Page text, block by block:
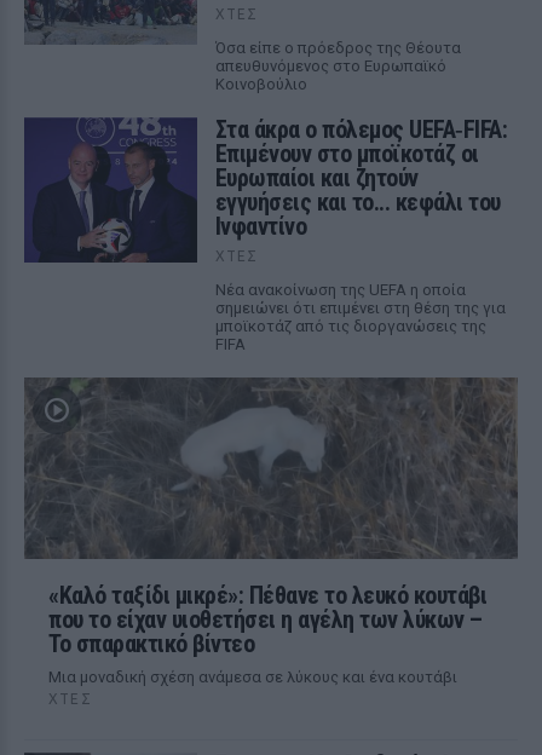
ΧΤΕΣ
Όσα είπε ο πρόεδρος της Θέουτα
απευθυνόμενος στο Ευρωπαϊκό
Κοινοβούλιο
Στα άκρα ο πόλεμος UEFA‑FIFA:
Επιμένουν στο μποϊκοτάζ οι
Ευρωπαίοι και ζητούν
εγγυήσεις και το... κεφάλι του
Ινφαντίνο
ΧΤΕΣ
Νέα ανακοίνωση της UEFA η οποία
σημειώνει ότι επιμένει στη θέση της για
μποϊκοτάζ από τις διοργανώσεις της
FIFA
«Καλό ταξίδι μικρέ»: Πέθανε το λευκό κουτάβι
που το είχαν υιοθετήσει η αγέλη των λύκων –
Το σπαρακτικό βίντεο
Μια μοναδική σχέση ανάμεσα σε λύκους και ένα κουτάβι
ΧΤΕΣ